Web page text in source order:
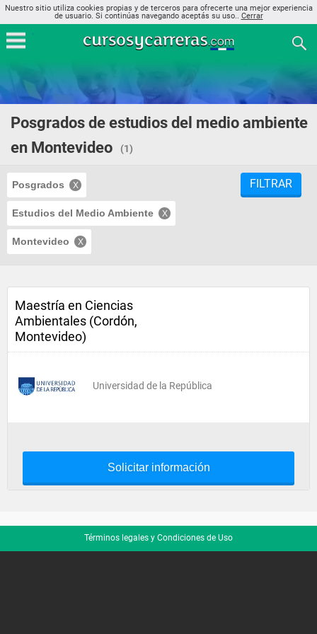
Nuestro sitio utiliza cookies propias y de terceros para ofrecerte una mejor experiencia
de usuario. Si continúas navegando aceptás su uso.. Cerrar
Posgrados de estudios del medio ambiente
en Montevideo
(1)
Posgrados
Estudios del Medio Ambiente
Montevideo
FILTRAR
Maestría en Ciencias
Ambientales (Cordón,
Montevideo)
Universidad de la República
Solicitar información
Términos legales y Condiciones de Uso